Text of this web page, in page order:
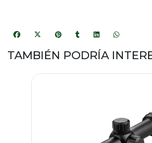
TAMBIÉN PODRÍA